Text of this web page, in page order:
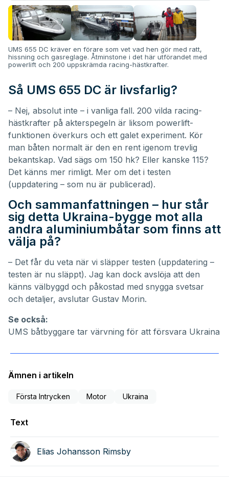
UMS 655 DC kräver en förare som vet vad hen gör med ratt,
hissning och gasreglage. Åtminstone i det här utförandet med
powerlift och 200 uppskrämda racing-hästkrafter.
Så UMS 655 DC är livsfarlig?
– Nej, absolut inte – i vanliga fall. 200 vilda racing-
hästkrafter på akterspegeln är liksom powerlift-
funktionen överkurs och ett galet experiment. Kör
man båten normalt är den en rent igenom trevlig
bekantskap. Vad sägs om 150 hk? Eller kanske 115?
Det känns mer rimligt. Mer om det i testen
(uppdatering – som nu är publicerad).
Och sammanfattningen – hur står
sig detta Ukraina-bygge mot alla
andra aluminiumbåtar som finns att
välja på?
– Det får du veta när vi släpper testen (uppdatering –
testen är nu släppt). Jag kan dock avslöja att den
känns välbyggd och påkostad med snygga svetsar
och detaljer, avslutar Gustav Morin.
Se också:
UMS båtbyggare tar värvning för att försvara Ukraina
Ämnen i artikeln
Första Intrycken Motor Ukraina
Text
Elias Johansson Rimsby